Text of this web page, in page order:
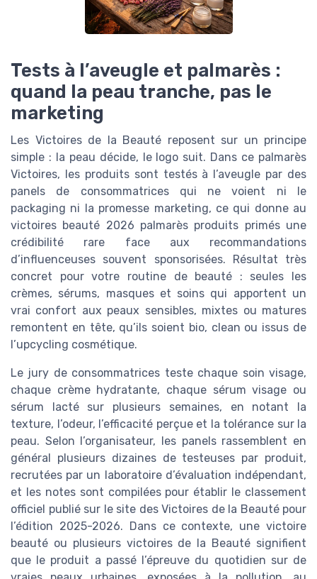
Tests à l’aveugle et palmarès :
quand la peau tranche, pas le
marketing
Les Victoires de la Beauté reposent sur un principe
simple : la peau décide, le logo suit. Dans ce palmarès
Victoires, les produits sont testés à l’aveugle par des
panels de consommatrices qui ne voient ni le
packaging ni la promesse marketing, ce qui donne au
victoires beauté 2026 palmarès produits primés une
crédibilité rare face aux recommandations
d’influenceuses souvent sponsorisées. Résultat très
concret pour votre routine de beauté : seules les
crèmes, sérums, masques et soins qui apportent un
vrai confort aux peaux sensibles, mixtes ou matures
remontent en tête, qu’ils soient bio, clean ou issus de
l’upcycling cosmétique.
Le jury de consommatrices teste chaque soin visage,
chaque crème hydratante, chaque sérum visage ou
sérum lacté sur plusieurs semaines, en notant la
texture, l’odeur, l’efficacité perçue et la tolérance sur la
peau. Selon l’organisateur, les panels rassemblent en
général plusieurs dizaines de testeuses par produit,
recrutées par un laboratoire d’évaluation indépendant,
et les notes sont compilées pour établir le classement
officiel publié sur le site des Victoires de la Beauté pour
l’édition 2025-2026. Dans ce contexte, une victoire
beauté ou plusieurs victoires de la Beauté signifient
que le produit a passé l’épreuve du quotidien sur de